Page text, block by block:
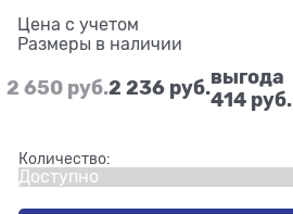
Цена с учетом
Размеры в наличии
2 650 руб.2 236 руб.выгода
414 руб.
Количество:
Доступно